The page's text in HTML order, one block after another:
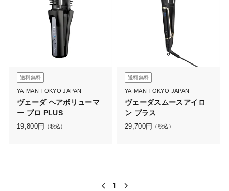
送料無料
YA-MAN TOKYO JAPAN
ヴェーダ ヘアボリューマ
ー プロ PLUS
19,800円 （税込）
送料無料
YA-MAN TOKYO JAPAN
ヴェーダスムースアイロ
ン プラス
29,700円 （税込）
1